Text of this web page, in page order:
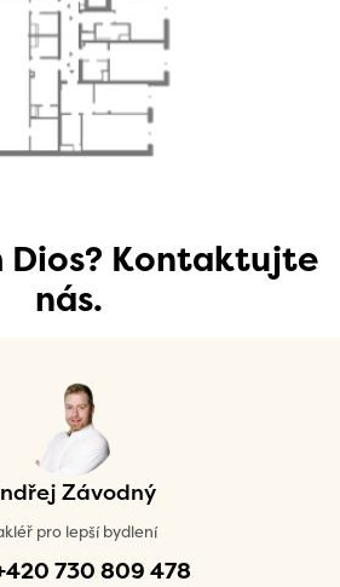
Dios? Kontaktujte
nás.
Závodný
pro lepší bydlení
730 809 478